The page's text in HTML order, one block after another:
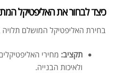
כיצד לבחור את האליפטיקל
בחירת האליפטיקל המושלם תלויה
תקציב: מחירי
ולאיכות הבנייה.